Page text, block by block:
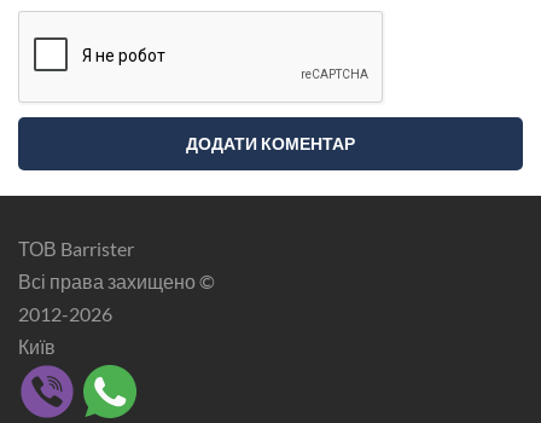
ТОВ Barrister
Всі права захищено ©
2012-2026
Київ